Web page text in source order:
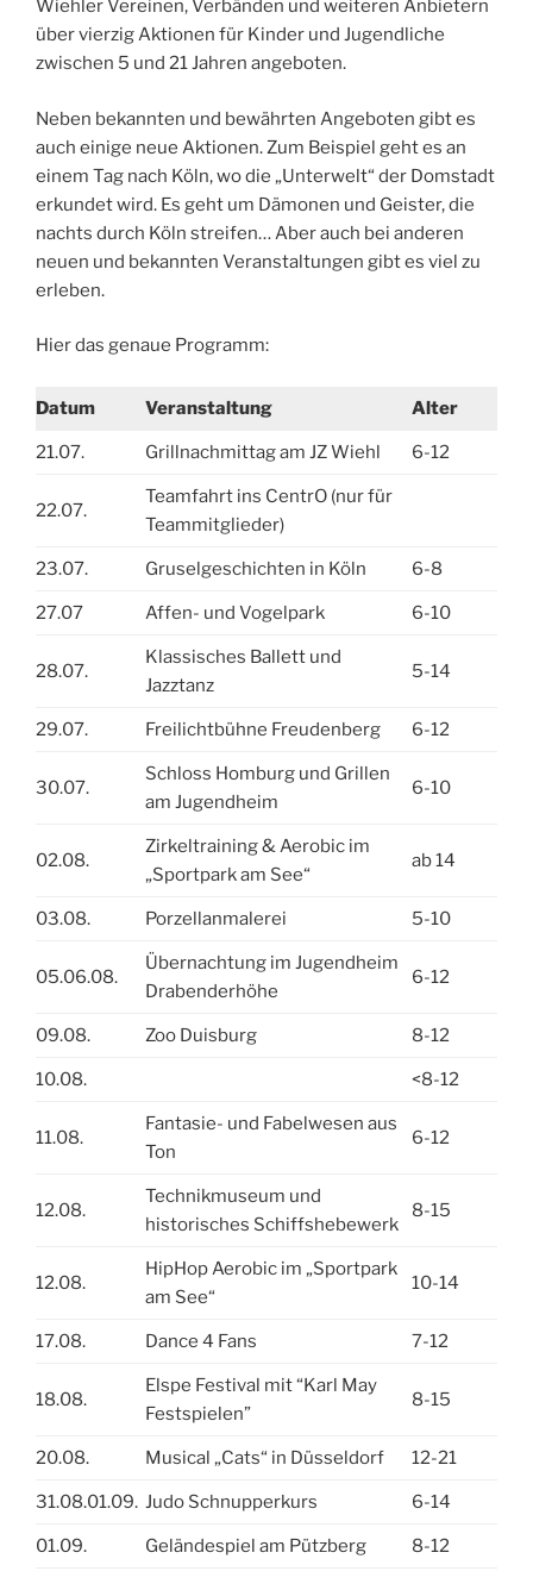
Wiehler Vereinen, Verbänden und weiteren Anbietern
über vierzig Aktionen für Kinder und Jugendliche
zwischen 5 und 21 Jahren angeboten.
Neben bekannten und bewährten Angeboten gibt es
auch einige neue Aktionen. Zum Beispiel geht es an
einem Tag nach Köln, wo die „Unterwelt“ der Domstadt
erkundet wird. Es geht um Dämonen und Geister, die
nachts durch Köln streifen… Aber auch bei anderen
neuen und bekannten Veranstaltungen gibt es viel zu
erleben.
Hier das genaue Programm:
Datum Veranstaltung Alter
21.07. Grillnachmittag am JZ Wiehl 6-12
22.07.
Teamfahrt ins CentrO (nur für
Teammitglieder)
23.07. Gruselgeschichten in Köln 6-8
27.07 Affen- und Vogelpark 6-10
28.07.
Klassisches Ballett und
Jazztanz
5-14
29.07. Freilichtbühne Freudenberg 6-12
30.07.
Schloss Homburg und Grillen
am Jugendheim
6-10
02.08.
Zirkeltraining & Aerobic im
„Sportpark am See“
ab 14
03.08. Porzellanmalerei 5-10
05.06.08.
Übernachtung im Jugendheim
Drabenderhöhe
6-12
09.08. Zoo Duisburg 8-12
10.08. <8-12
11.08.
Fantasie- und Fabelwesen aus
Ton
6-12
12.08.
Technikmuseum und
historisches Schiffshebewerk
8-15
12.08.
HipHop Aerobic im „Sportpark
am See“
10-14
17.08. Dance 4 Fans 7-12
18.08.
Elspe Festival mit “Karl May
Festspielen”
8-15
20.08. Musical „Cats“ in Düsseldorf 12-21
31.08.01.09. Judo Schnupperkurs 6-14
01.09. Geländespiel am Pützberg 8-12